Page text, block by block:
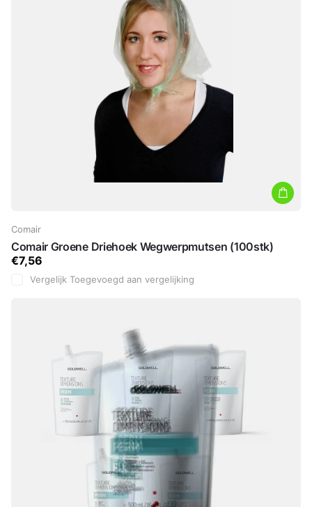
Comair
Comair Groene Driehoek Wegwerpmutsen (100stk)
€7,56
Vergelijk Toegevoegd aan vergelijking